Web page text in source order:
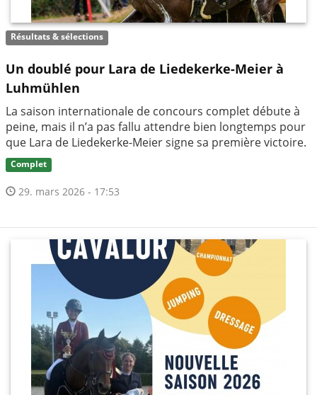
Résultats & sélections
Un doublé pour Lara de Liedekerke-Meier à
Luhmühlen
La saison internationale de concours complet débute à
peine, mais il n’a pas fallu attendre bien longtemps pour
que Lara de Liedekerke-Meier signe sa première victoire.
Complet
29. mars 2026 - 17:53